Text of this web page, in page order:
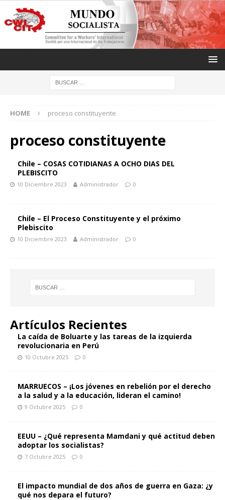
HOME proceso constituyente
proceso constituyente
Chile – COSAS COTIDIANAS A OCHO DIAS DEL
PLEBISCITO
10 Diciembre 2023 Administrador 0
Chile – El Proceso Constituyente y el próximo
Plebiscito
10 Diciembre 2023 Administrador 0
Artículos Recientes
La caída de Boluarte y las tareas de la izquierda
revolucionaria en Perú
10 Octubre 2025 0
MARRUECOS – ¡Los jóvenes en rebelión por el derecho
a la salud y a la educación, lideran el camino!
9 Octubre 2025 0
EEUU – ¿Qué representa Mamdani y qué actitud deben
adoptar los socialistas?
7 Octubre 2025 0
El impacto mundial de dos años de guerra en Gaza: ¿y
qué nos depara el futuro?